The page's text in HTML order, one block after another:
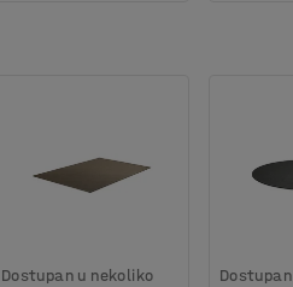
Dostupan u nekoliko